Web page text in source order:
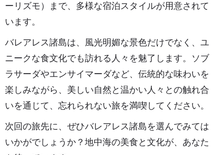
ーリズモ）まで、多様な宿泊スタイルが用意されて
います。
バレアレス諸島は、風光明媚な景色だけでなく、ユ
ニークな食文化でも訪れる人々を魅了します。ソブ
ラサーダやエンサイマーダなど、伝統的な味わいを
楽しみながら、美しい自然と温かい人々との触れ合
いを通じて、忘れられない旅を満喫してください。
次回の旅先に、ぜひバレアレス諸島を選んでみては
いかがでしょうか？地中海の美食と文化が、あなた